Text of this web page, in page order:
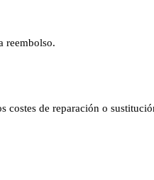
reembolso.
costes de reparación o